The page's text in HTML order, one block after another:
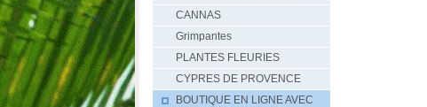
CANNAS
Grimpantes
PLANTES FLEURIES
CYPRES DE PROVENCE
BOUTIQUE EN LIGNE AVEC